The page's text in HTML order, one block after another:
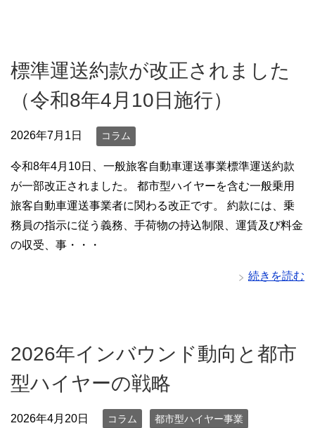
標準運送約款が改正されました
（令和8年4月10日施行）
2026年7月1日 コラム
令和8年4月10日、一般旅客自動車運送事業標準運送約款
が一部改正されました。 都市型ハイヤーを含む一般乗用
旅客自動車運送事業者に関わる改正です。 約款には、乗
務員の指示に従う義務、手荷物の持込制限、運賃及び料金
の収受、事・・・
続きを読む
2026年インバウンド動向と都市
型ハイヤーの戦略
2026年4月20日 コラム 都市型ハイヤー事業